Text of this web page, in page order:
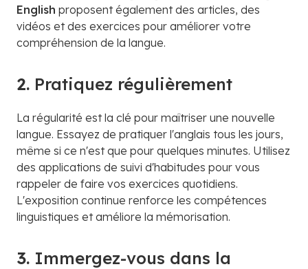
English proposent également des articles, des
vidéos et des exercices pour améliorer votre
compréhension de la langue.
2. Pratiquez régulièrement
La régularité est la clé pour maîtriser une nouvelle
langue. Essayez de pratiquer l'anglais tous les jours,
même si ce n'est que pour quelques minutes. Utilisez
des applications de suivi d'habitudes pour vous
rappeler de faire vos exercices quotidiens.
L'exposition continue renforce les compétences
linguistiques et améliore la mémorisation.
3. Immergez-vous dans la